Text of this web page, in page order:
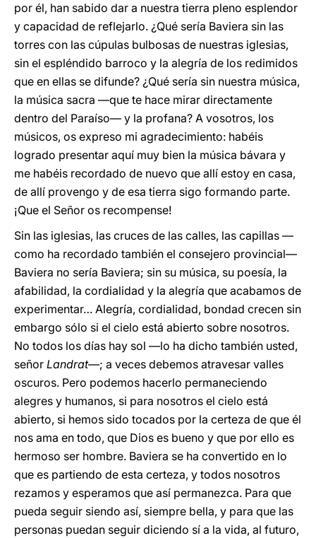
por él, han sabido dar a nuestra tierra pleno esplendor
y capacidad de reflejarlo. ¿Qué sería Baviera sin las
torres con las cúpulas bulbosas de nuestras iglesias,
sin el espléndido barroco y la alegría de los redimidos
que en ellas se difunde? ¿Qué sería sin nuestra música,
la música sacra —que te hace mirar directamente
dentro del Paraíso— y la profana? A vosotros, los
músicos, os expreso mi agradecimiento: habéis
logrado presentar aquí muy bien la música bávara y
me habéis recordado de nuevo que allí estoy en casa,
de allí provengo y de esa tierra sigo formando parte.
¡Que el Señor os recompense!
Sin las iglesias, las cruces de las calles, las capillas —
como ha recordado también el consejero provincial—
Baviera no sería Baviera; sin su música, su poesía, la
afabilidad, la cordialidad y la alegría que acabamos de
experimentar… Alegría, cordialidad, bondad crecen sin
embargo sólo si el cielo está abierto sobre nosotros.
No todos los días hay sol —lo ha dicho también usted,
señor Landrat—; a veces debemos atravesar valles
oscuros. Pero podemos hacerlo permaneciendo
alegres y humanos, si para nosotros el cielo está
abierto, si hemos sido tocados por la certeza de que él
nos ama en todo, que Dios es bueno y que por ello es
hermoso ser hombre. Baviera se ha convertido en lo
que es partiendo de esta certeza, y todos nosotros
rezamos y esperamos que así permanezca. Para que
pueda seguir siendo así, siempre bella, y para que las
personas puedan seguir diciendo sí a la vida, al futuro,